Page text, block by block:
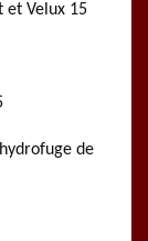
et Velux 15
de